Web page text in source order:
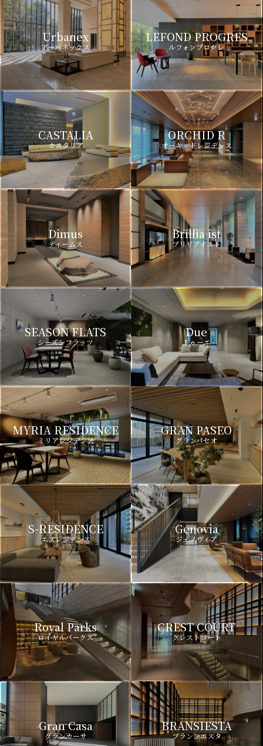
Urbanex
アーバネックス
LEFOND PROGRES
ルフォンプログレ
CASTALIA
カスタリア
ORCHID R
オーキッドレジデンス
Dimus
ディームス
Brillia ist
ブリリアイスト
SEASON FLATS
シーズンフラッツ
Due
ドゥーエ
MYRIA RESIDENCE
ミリアレジデンス
GRAN PASEO
グランパセオ
S-RESIDENCE
エスレジデンス
Genovia
ジェノヴィア
Royal Parks
ロイヤルパークス
CREST COURT
クレストコート
Gran Casa
グランカーサ
BRANSIESTA
ブランシエスタ